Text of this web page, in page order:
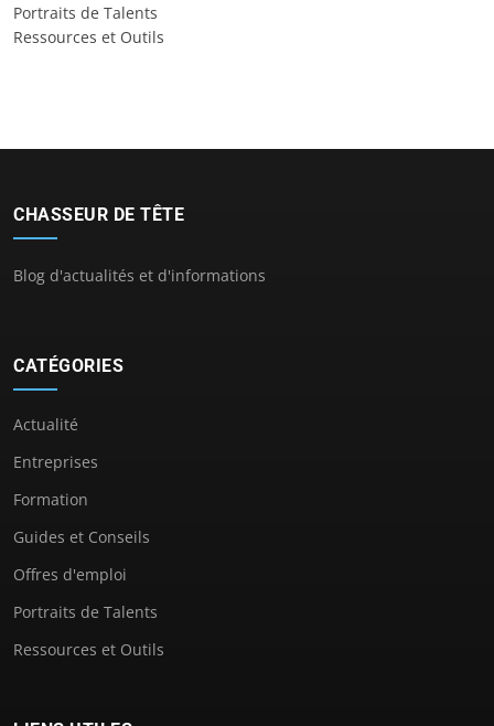
Portraits de Talents
Ressources et Outils
CHASSEUR DE TÊTE
Blog d'actualités et d'informations
CATÉGORIES
Actualité
Entreprises
Formation
Guides et Conseils
Offres d'emploi
Portraits de Talents
Ressources et Outils